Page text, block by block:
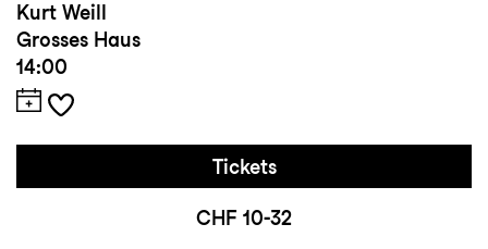
Kurt Weill
Grosses Haus
14:00
Tickets
CHF 10-32